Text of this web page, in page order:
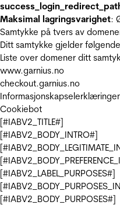
Maksimal lagringsvarighet:
Samtykke på tvers av
Ditt samtykke gjelder
Liste over domener ditt
www.garnius.no
checkout.garnius.no
Cookiebot
[#IABV2_TITLE#]
[#IABV2_BODY_INTRO#]
[#IABV2_LABEL_PURPOSES#]
[#IABV2_BODY_PURPOSES#]